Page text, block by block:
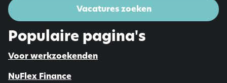
Vacatures zoeken
Populaire pagina's
Voor werkzoekenden
NuFlex Finance